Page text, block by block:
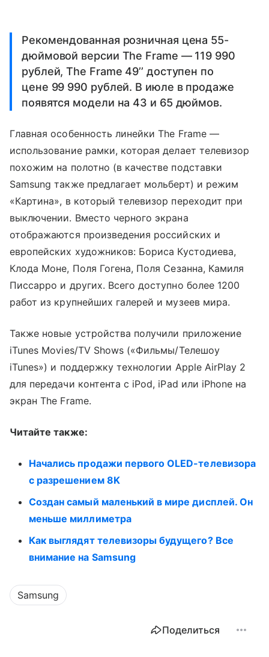
Рекомендованная розничная цена 55-
дюймовой версии The Frame — 119 990
рублей, The Frame 49’’ доступен по
цене 99 990 рублей. В июле в продаже
появятся модели на 43 и 65 дюймов.
Главная особенность линейки The Frame —
использование рамки, которая делает телевизор
похожим на полотно (в качестве подставки
Samsung также предлагает мольберт) и режим
«Картина», в который телевизор переходит при
выключении. Вместо черного экрана
отображаются произведения российских и
европейских художников: Бориса Кустодиева,
Клода Моне, Поля Гогена, Поля Сезанна, Камиля
Писсарро и других. Всего доступно более 1200
работ из крупнейших галерей и музеев мира.
Также новые устройства получили приложение
iTunes Movies/TV Shows («Фильмы/Телешоу
iTunes») и поддержку технологии Apple AirPlay 2
для передачи контента с iPod, iPad или iPhone на
экран The Frame.
Читайте также:
Начались продажи первого OLED-телевизора
с разрешением 8K
Создан самый маленький в мире дисплей. Он
меньше миллиметра
Как выглядят телевизоры будущего? Все
внимание на Samsung
Samsung
Поделиться